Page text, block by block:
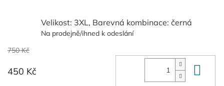
Velikost: 3XL, Barevná kombinace: černá
Na prodejně/ihned k odeslání
750 Kč
450 Kč